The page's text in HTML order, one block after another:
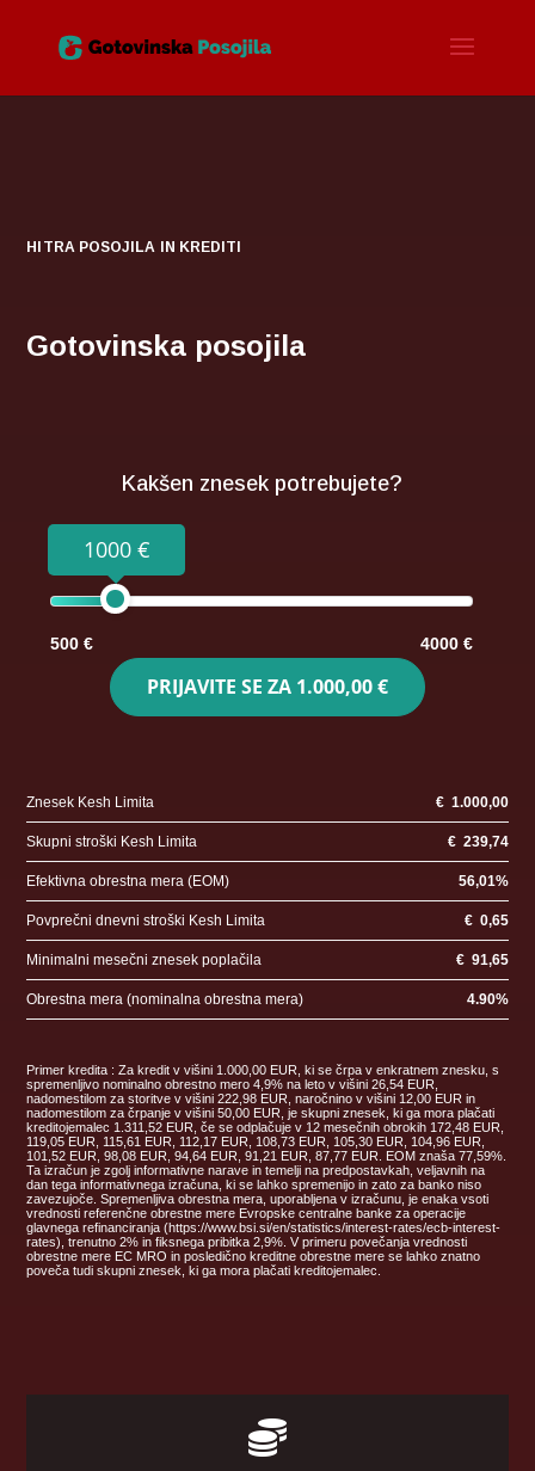
HITRA POSOJILA IN KREDITI
Gotovinska posojila
Kakšen znesek potrebujete?
1000 €
500 € 4000 €
PRIJAVITE SE ZA 1.000,00 €
Znesek Kesh Limita € 1.000,00
Skupni stroški Kesh Limita € 239,74
Efektivna obrestna mera (EOM) 56,01%
Povprečni dnevni stroški Kesh Limita € 0,65
Minimalni mesečni znesek poplačila € 91,65
Obrestna mera (nominalna obrestna mera) 4.90%
Primer kredita : Za kredit v višini 1.000,00 EUR, ki se črpa v enkratnem znesku, s
spremenljivo nominalno obrestno mero 4,9% na leto v višini 26,54 EUR,
nadomestilom za storitve v višini 222,98 EUR, naročnino v višini 12,00 EUR in
nadomestilom za črpanje v višini 50,00 EUR, je skupni znesek, ki ga mora plačati
kreditojemalec 1.311,52 EUR, če se odplačuje v 12 mesečnih obrokih 172,48 EUR,
119,05 EUR, 115,61 EUR, 112,17 EUR, 108,73 EUR, 105,30 EUR, 104,96 EUR,
101,52 EUR, 98,08 EUR, 94,64 EUR, 91,21 EUR, 87,77 EUR. EOM znaša 77,59%.
Ta izračun je zgolj informativne narave in temelji na predpostavkah, veljavnih na
dan tega informativnega izračuna, ki se lahko spremenijo in zato za banko niso
zavezujoče. Spremenljiva obrestna mera, uporabljena v izračunu, je enaka vsoti
vrednosti referenčne obrestne mere Evropske centralne banke za operacije
glavnega refinanciranja (https://www.bsi.si/en/statistics/interest-rates/ecb-interest-
rates), trenutno 2% in fiksnega pribitka 2,9%. V primeru povečanja vrednosti
obrestne mere EC MRO in posledično kreditne obrestne mere se lahko znatno
poveča tudi skupni znesek, ki ga mora plačati kreditojemalec.
